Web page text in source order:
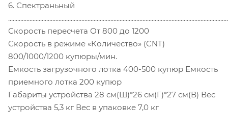
6. Спектраньный
Скорость пересчета От 800 до 1200
Скорость в режиме «Количество» (CNT)
800/1000/1200 купюры/мин.
Емкость загрузочного лотка 400-500 купюр Емкость
приемного лотка 200 купюр
Габариты устройства 28 см(Ш)*26 см(Г)*27 см(В) Вес
устройства 5,3 кг Вес в упаковке 7,0 кг